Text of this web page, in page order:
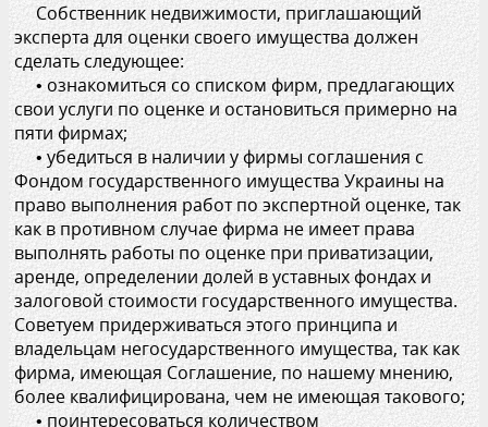
Собственник недвижимости, приглашающий
эксперта для оценки своего имущества должен
сделать следующее:
• ознакомиться со списком фирм, предлагающих
свои услуги по оценке и остановиться примерно на
пяти фирмах;
• убедиться в наличии у фирмы соглашения с
Фондом государственного имущества Украины на
право выполнения работ по экспертной оценке, так
как в противном случае фирма не имеет права
выполнять работы по оценке при приватизации,
аренде, определении долей в уставных фондах и
залоговой стоимости государственного имущества.
Советуем придерживаться этого принципа и
владельцам негосударственного имущества, так как
фирма, имеющая Соглашение, по нашему мнению,
более квалифицирована, чем не имеющая такового;
• поинтересоваться количеством